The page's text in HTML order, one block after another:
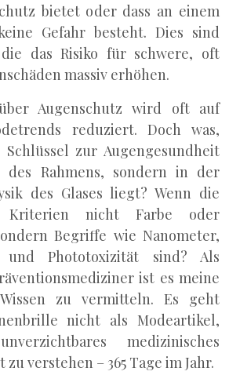
bietet oder dass an einem
Gefahr besteht. Dies sind
das Risiko für schwere, oft
massiv erhöhen.
Augenschutz wird oft auf
reduziert. Doch was,
zur Augengesundheit
Rahmens, sondern in der
des Glases liegt? Wenn die
Kriterien nicht Farbe oder
Begriffe wie Nanometer,
und Phototoxizität sind? Als
ist es meine
zu vermitteln. Es geht
nicht als Modeartikel,
medizinisches
verstehen – 365 Tage im Jahr.